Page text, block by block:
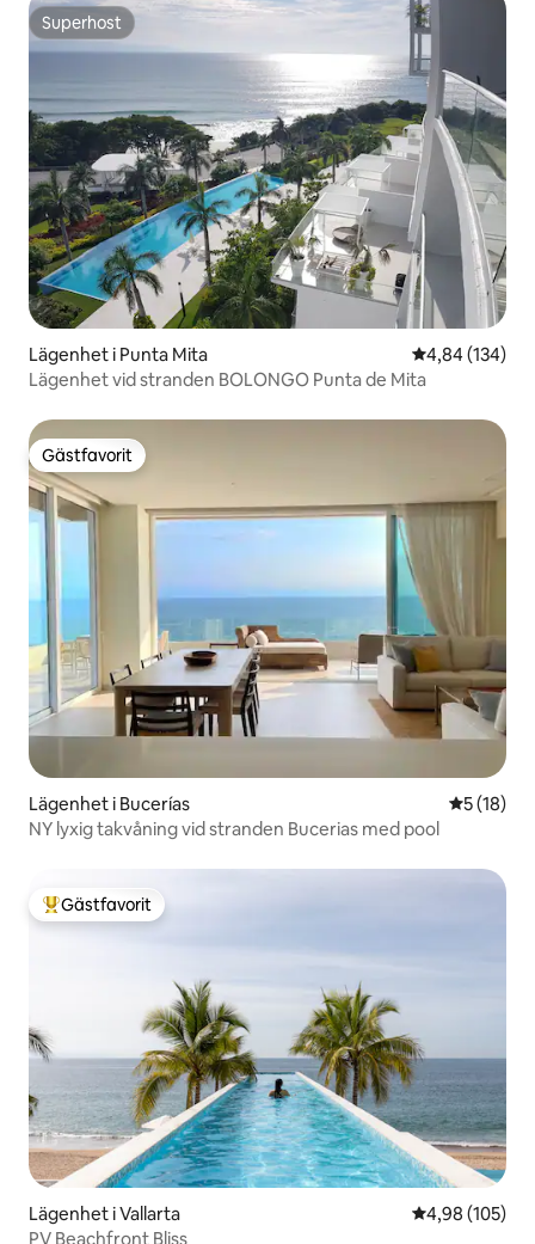
Superhost
Superhost
Lägenhet i Punta Mita 4,84 av 5 i
4,84 (134)
Lägenhet vid stranden BOLONGO Punta de Mita
Gästfavorit
Gästfavorit
Lägenhet i Bucerías 5 av 5 i
5 (18)
NY lyxig takvåning vid stranden Bucerias med pool
Populär gästfavorit
Gästfavorit
Lägenhet i Vallarta 4,98 av 5 i
4,98 (105)
PV Beachfront Bliss